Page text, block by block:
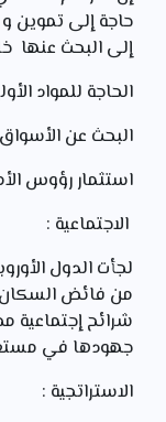
حاجة إلى تموين
إلى البحث عنها
الحاجة للمواد
البحث عن الأسواق
استثمار رؤوس
الاجتماعية :
لجأت الدول
من فائض
شرائح إجتماعية
جهودها في
الاستراتجية :